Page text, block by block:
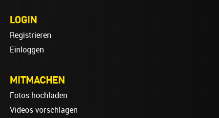
LOGIN
Registrieren
Einloggen
MITMACHEN
Fotos hochladen
Videos vorschlagen